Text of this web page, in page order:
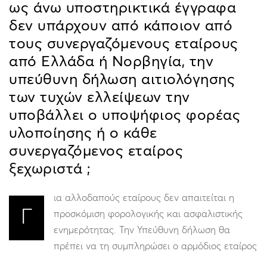
ως άνω υποστηρικτικά έγγραφα
δεν υπάρχουν από κάποιον από
τους συνεργαζόμενους εταίρους
από Ελλάδα ή Νορβηγία, την
υπεύθυνη δήλωση αιτιολόγησης
των τυχών ελλείψεων την
υποβάλλει ο υποψήφιος φορέας
υλοποίησης ή ο κάθε
συνεργαζόμενος εταίρος
ξεχωριστά ;
Γ
ια αλλοδαπούς εταίρους δεν απαιτείται η
προσκόμιση φορολογικής και ασφαλιστικής
ενημερότητας. Την Υπεύθυνη δήλωση θα
πρέπει να τη συμπληρώσει ο αρμόδιος εταίρος